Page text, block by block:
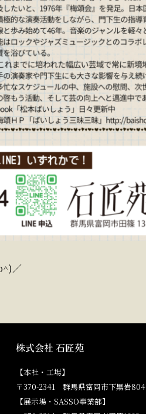
／
株式会社 石匠苑
【本社・工場】
〒370-2341 群馬県富岡市下黒岩804
【展示場・SASSO事業部】